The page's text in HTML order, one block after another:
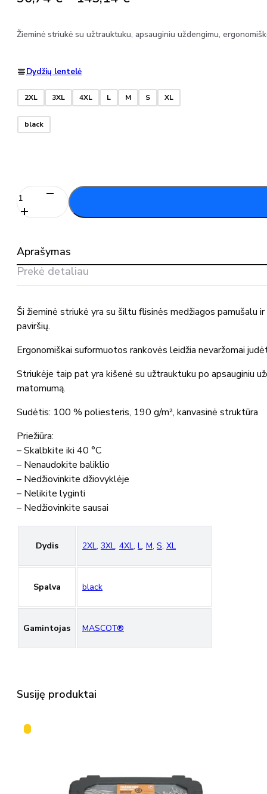
96,74 €
Žieminė striukė su užtrauktuku, apsauginiu uždengimu,
Dydžių lentelė
2XL 3XL 4XL L M S XL
black
produkto
kiekis:
Žieminė
126
MASCOT®
Aprašymas
Prekė detaliau
Ši žieminė striukė yra su šiltu flisinės medžiagos pamušalu
paviršių.
Ergonomiškai suformuotos rankovės leidžia nevaržomai
Striukėje taip pat yra kišenė su užtrauktuku po apsauginiu
matomumą.
Sudėtis: 100 % poliesteris, 190 g/m², kanvasinė struktūra
Priežiūra:
– Skalbkite iki 40 °C
– Nenaudokite baliklio
– Nedžiovinkite džiovyklėje
– Nelikite lyginti
– Nedžiovinkite sausai
Dydis 2XL, 3XL, 4XL, L, M, S, XL
Spalva black
Gamintojas MASCOT®
Susiję produktai